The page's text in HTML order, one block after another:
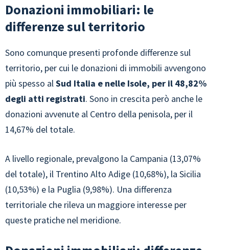
Donazioni immobiliari: le
differenze sul territorio
Sono comunque presenti profonde differenze sul
territorio, per cui le donazioni di immobili avvengono
più spesso al Sud Italia e nelle Isole, per il 48,82%
degli atti registrati. Sono in crescita però anche le
donazioni avvenute al Centro della penisola, per il
14,67% del totale.
A livello regionale, prevalgono la Campania (13,07%
del totale), il Trentino Alto Adige (10,68%), la Sicilia
(10,53%) e la Puglia (9,98%). Una differenza
territoriale che rileva un maggiore interesse per
queste pratiche nel meridione.